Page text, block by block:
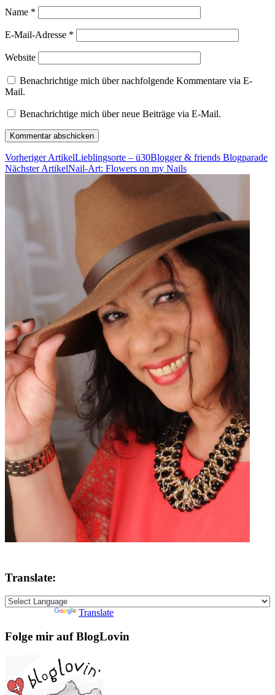
Name *
E-Mail-Adresse *
Website
Benachrichtige mich über nachfolgende Kommentare via E-
Mail.
Benachrichtige mich über neue Beiträge via E-Mail.
Vorheriger ArtikelLieblingsorte – ü30Blogger & friends Blogparade
Nächster ArtikelNail-Art: Flowers on my Nails
Translate:
Translate
Folge mir auf BlogLovin